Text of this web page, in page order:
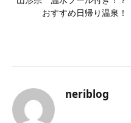
おすすめ日帰り温泉！
neriblog